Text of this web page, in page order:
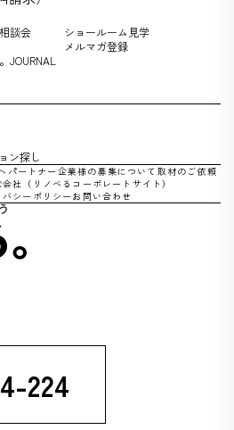
224
談会
ショールーム見学
メルマガ登録
JOURNAL
ン探し
パートナー企業様の募集について 取材のご依頼
会社（リノべるコーポレートサイト）
シーポリシー お問い合わせ